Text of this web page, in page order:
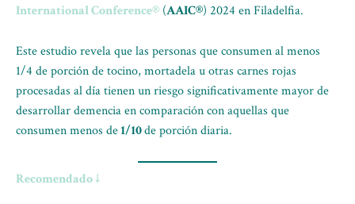
International Conference® (AAIC®) 2024 en Filadelfia.
Este estudio revela que las personas que consumen al menos
1/4 de porción de tocino, mortadela u otras carnes rojas
procesadas al día tienen un riesgo significativamente mayor de
desarrollar demencia en comparación con aquellas que
consumen menos de1/10de porción diaria.
Recomendado ↓